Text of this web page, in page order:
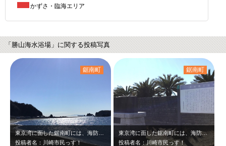
かずさ・臨海エリア
「勝山海水浴場」に関する投稿写真
東京湾に面した鋸南町には、海防の役割も担った海城と共に史跡も存在しており、その…
投稿者名：川崎市民っす！
鋸南町
東京湾に面した鋸南町には、海防の役割も担った海城と共に史跡も存在しており、その…
投稿者名：川崎市民っす！
鋸南町